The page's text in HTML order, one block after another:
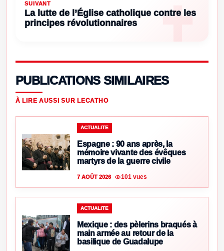
SUIVANT
La lutte de l’Église catholique contre les
principes révolutionnaires
PUBLICATIONS SIMILAIRES
À LIRE AUSSI SUR LECATHO
ACTUALITE
Espagne : 90 ans après, la
mémoire vivante des évêques
martyrs de la guerre civile
7 AOÛT 2026 101 vues
ACTUALITE
Mexique : des pèlerins braqués à
main armée au retour de la
basilique de Guadalupe